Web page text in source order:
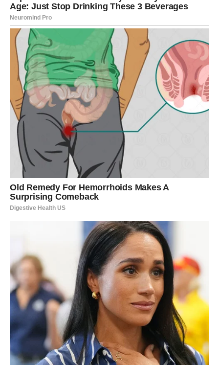
koji su nekada bili savršen spoj jednostavno krenu
različitim putevima.
To ne znači da ljubavi nikada nije bilo, već samo da se
život promenio.
Za neke Blizance ova spoznaja može doneti odluku o
prekidu veze. Iako će to biti emotivan trenutak, mnogi
Blizanci će osetiti i određeno olakšanje jer će konačno
prestati da se bore za odnos koji više ne funkcioniše.
Nakon tog perioda može doći vreme kada će Blizanci
ponovo pronaći radost i otvoriti se za nove ljude i nova
iskustva.
Jarac – Trenutak kada strpljenje
Jarac je znak koji je poznat po svojoj izdržljivosti i
strpljenju. Kada voli, Jarac daje mnogo i često pokušava
da pronađe rešenje za svaki problem. On ne odustaje
lako od ljudi do kojih mu je stalo.
U prethodnom periodu neki Jarčevi možda su pokušavali
da poprave odnos koji je prolazio kroz krizu. Možda su
verovali da će vreme rešiti probleme ili da će partner